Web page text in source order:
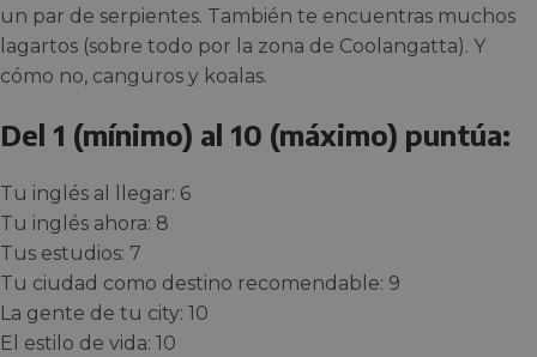
un par de serpientes. También te encuentras muchos
lagartos (sobre todo por la zona de Coolangatta). Y
cómo no, canguros y koalas.
Del 1 (mínimo) al 10 (máximo) puntúa:
Tu inglés al llegar: 6
Tu inglés ahora: 8
Tus estudios: 7
Tu ciudad como destino recomendable: 9
La gente de tu city: 10
El estilo de vida: 10